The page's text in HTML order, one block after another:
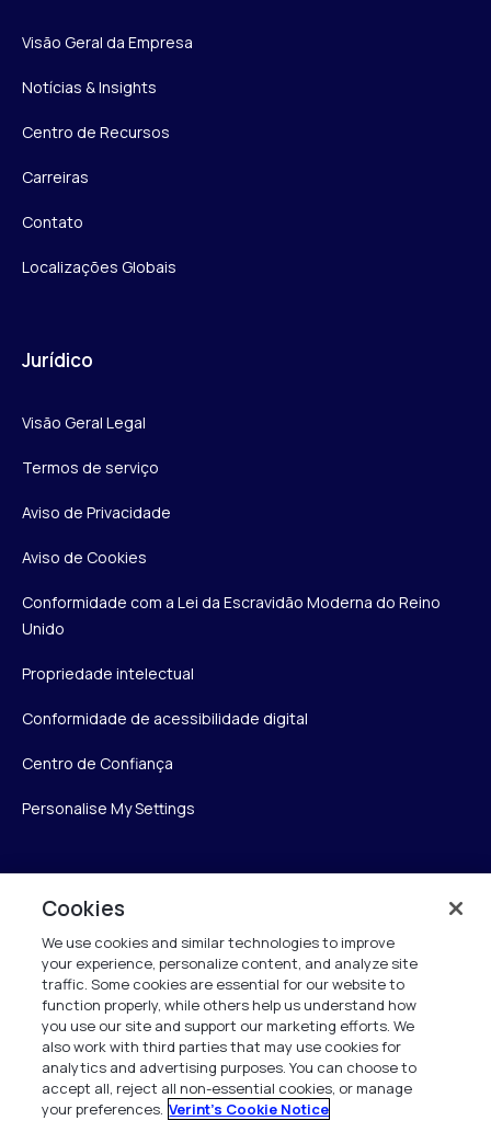
Visão Geral da Empresa
Notícias & Insights
Centro de Recursos
Carreiras
Contato
Localizações Globais
Jurídico
Visão Geral Legal
Termos de serviço
Aviso de Privacidade
Aviso de Cookies
Conformidade com a Lei da Escravidão Moderna do Reino
Unido
Propriedade intelectual
Conformidade de acessibilidade digital
Centro de Confiança
Personalise My Settings
Verint
Verint Systems Inc.
175 Broadhollow Rd, Ste 100
Melville, NY 11747
1 (800) 483-7468
Todos os direitos reservados 2026
Cookies
We use cookies and similar technologies to improve
your experience, personalize content, and analyze site
traffic. Some cookies are essential for our website to
function properly, while others help us understand how
you use our site and support our marketing efforts. We
also work with third parties that may use cookies for
analytics and advertising purposes. You can choose to
accept all, reject all non-essential cookies, or manage
your preferences. Verint's Cookie Notice